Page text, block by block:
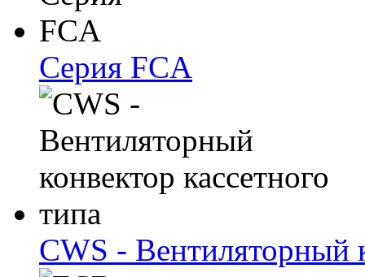
Серия FCA
CWS - Вентиляторный